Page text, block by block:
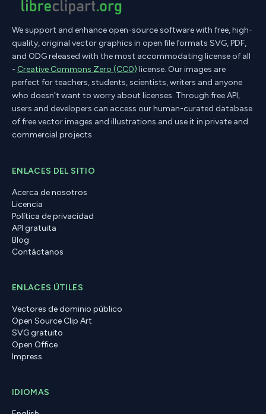
We support and enhance open-source software with free, high-
quality, original vector graphics in open file formats SVG, PDF,
and ODG released with the most accommodating license of all
- Creative Commons Zero (CC0) license. Our images are
perfect for teachers, students, scientists, writers and anyone
who doesn’t want to worry about licenses. Through free API,
users and developers can access our human-curated database
of free vector images and illustrations and use it in private and
commercial projects.
ENLACES DEL SITIO
Acerca de nosotros
Licencia
Política de privacidad
API gratuita
Blog
Contáctanos
ENLACES ÚTILES
Vectores de dominio público
Open Source Clip Art
SVG gratuito
Open Office
Impress
IDIOMAS